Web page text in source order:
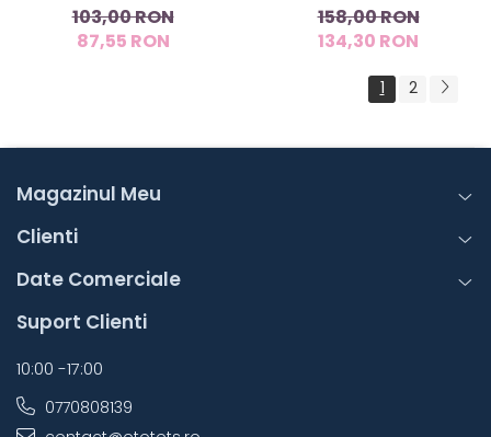
Egmont Toys
103,00 RON
87,55 RON
Lumea dinozaurilor 6 in 1,
Clicstoys
158,00 RON
134,30 RON
1 2
Magazinul Meu
Clienti
Date Comerciale
Suport Clienti
10:00 -17:00
0770808139